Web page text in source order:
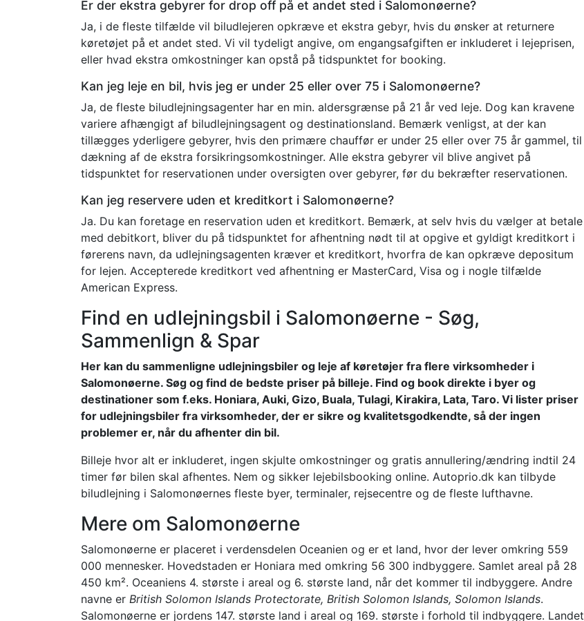
Er der ekstra gebyrer for drop off på et andet sted i Salomonøerne?
Ja, i de fleste tilfælde vil biludlejeren opkræve et ekstra gebyr, hvis du ønsker at returnere
køretøjet på et andet sted. Vi vil tydeligt angive, om engangsafgiften er inkluderet i lejeprisen,
eller hvad ekstra omkostninger kan opstå på tidspunktet for booking.
Kan jeg leje en bil, hvis jeg er under 25 eller over 75 i Salomonøerne?
Ja, de fleste biludlejningsagenter har en min. aldersgrænse på 21 år ved leje. Dog kan kravene
variere afhængigt af biludlejningsagent og destinationsland. Bemærk venligst, at der kan
tillægges yderligere gebyrer, hvis den primære chauffør er under 25 eller over 75 år gammel, til
dækning af de ekstra forsikringsomkostninger. Alle ekstra gebyrer vil blive angivet på
tidspunktet for reservationen under oversigten over gebyrer, før du bekræfter reservationen.
Kan jeg reservere uden et kreditkort i Salomonøerne?
Ja. Du kan foretage en reservation uden et kreditkort. Bemærk, at selv hvis du vælger at betale
med debitkort, bliver du på tidspunktet for afhentning nødt til at opgive et gyldigt kreditkort i
førerens navn, da udlejningsagenten kræver et kreditkort, hvorfra de kan opkræve depositum
for lejen. Accepterede kreditkort ved afhentning er MasterCard, Visa og i nogle tilfælde
American Express.
Find en udlejningsbil i Salomonøerne - Søg,
Sammenlign & Spar
Her kan du sammenligne udlejningsbiler og leje af køretøjer fra flere virksomheder i
Salomonøerne. Søg og find de bedste priser på billeje. Find og book direkte i byer og
destinationer som f.eks. Honiara, Auki, Gizo, Buala, Tulagi, Kirakira, Lata, Taro. Vi lister priser
for udlejningsbiler fra virksomheder, der er sikre og kvalitetsgodkendte, så der ingen
problemer er, når du afhenter din bil.
Billeje hvor alt er inkluderet, ingen skjulte omkostninger og gratis annullering/ændring indtil 24
timer før bilen skal afhentes. Nem og sikker lejebilsbooking online. Autoprio.dk kan tilbyde
biludlejning i Salomonøernes fleste byer, terminaler, rejsecentre og de fleste lufthavne.
Mere om Salomonøerne
Salomonøerne er placeret i verdensdelen Oceanien og er et land, hvor der lever omkring 559
000 mennesker. Hovedstaden er Honiara med omkring 56 300 indbyggere. Samlet areal på 28
450 km². Oceaniens 4. største i areal og 6. største land, når det kommer til indbyggere. Andre
navne er British Solomon Islands Protectorate, British Solomon Islands, Solomon Islands.
Salomonøerne er jordens 147. største land i areal og 169. største i forhold til indbyggere. Landet